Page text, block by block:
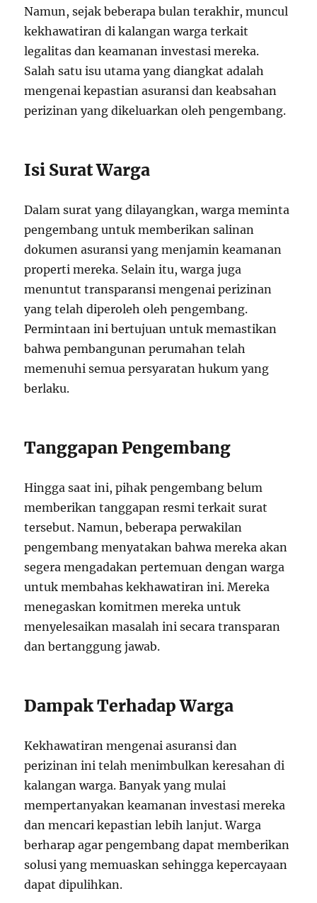
Namun, sejak beberapa bulan terakhir, muncul
kekhawatiran di kalangan warga terkait
legalitas dan keamanan investasi mereka.
Salah satu isu utama yang diangkat adalah
mengenai kepastian asuransi dan keabsahan
perizinan yang dikeluarkan oleh pengembang.
Isi Surat Warga
Dalam surat yang dilayangkan, warga meminta
pengembang untuk memberikan salinan
dokumen asuransi yang menjamin keamanan
properti mereka. Selain itu, warga juga
menuntut transparansi mengenai perizinan
yang telah diperoleh oleh pengembang.
Permintaan ini bertujuan untuk memastikan
bahwa pembangunan perumahan telah
memenuhi semua persyaratan hukum yang
berlaku.
Tanggapan Pengembang
Hingga saat ini, pihak pengembang belum
memberikan tanggapan resmi terkait surat
tersebut. Namun, beberapa perwakilan
pengembang menyatakan bahwa mereka akan
segera mengadakan pertemuan dengan warga
untuk membahas kekhawatiran ini. Mereka
menegaskan komitmen mereka untuk
menyelesaikan masalah ini secara transparan
dan bertanggung jawab.
Dampak Terhadap Warga
Kekhawatiran mengenai asuransi dan
perizinan ini telah menimbulkan keresahan di
kalangan warga. Banyak yang mulai
mempertanyakan keamanan investasi mereka
dan mencari kepastian lebih lanjut. Warga
berharap agar pengembang dapat memberikan
solusi yang memuaskan sehingga kepercayaan
dapat dipulihkan.